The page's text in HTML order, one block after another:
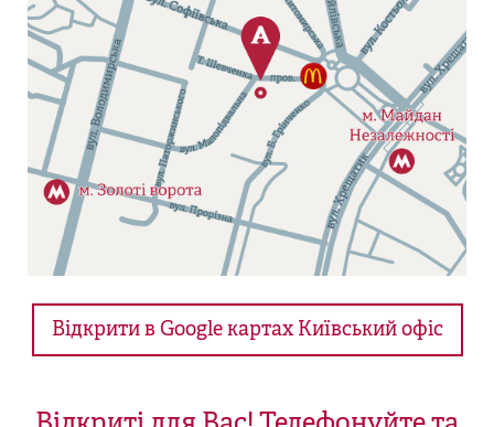
Відкрити в Google картах Київський офіс